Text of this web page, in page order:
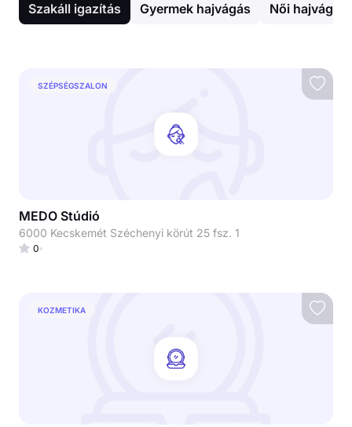
Szakáll igazítás Gyermek hajvágás Női hajvágás
SZÉPSÉGSZALON
MEDO Stúdió
6000 Kecskemét Széchenyi körút 25 fsz. 1
0
KOZMETIKA